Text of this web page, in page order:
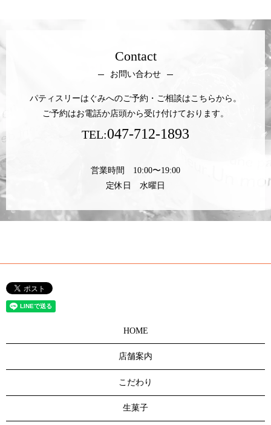
Contact
お問い合わせ
パティスリーはぐみへのご予約・ご相談はこちらから。
ご予約はお電話か店頭から受け付けております。
TEL:047-712-1893
営業時間 10:00〜19:00
定休日 水曜日
HOME
店舗案内
こだわり
生菓子